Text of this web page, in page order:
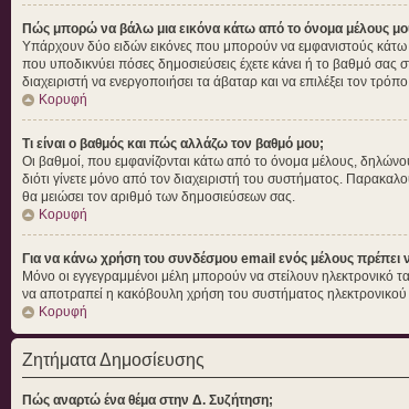
Πώς μπορώ να βάλω μια εικόνα κάτω από το όνομα μέλους
Υπάρχουν δύο ειδών εικόνες που μπορούν να εμφανιστούς κάτω
που υποδικνύει πόσες δημοσιεύσεις έχετε κάνει ή το βαθμό
διαχειριστή να ενεργοποιήσει τα άβαταρ και να επιλέξει τον
Κορυφή
Τι είναι ο βαθμός και πώς αλλάζω τον βαθμό μου;
Οι βαθμοί, που εμφανίζονται κάτω από το όνομα μέλους,
διότι γίνετε μόνο από τον διαχειριστή του συστήματος.
θα μειώσει τον αριθμό των δημοσιεύσεων σας.
Κορυφή
Για να κάνω χρήση του συνδέσμου email ενός μέλους πρέπει
Μόνο οι εγγεγραμμένοι μέλη μπορούν να στείλουν ηλεκτρονικό
να αποτραπεί η κακόβουλη χρήση του συστήματος
Κορυφή
Ζητήματα Δημοσίευσης
Πώς αναρτώ ένα θέμα στην Δ. Συζήτηση;